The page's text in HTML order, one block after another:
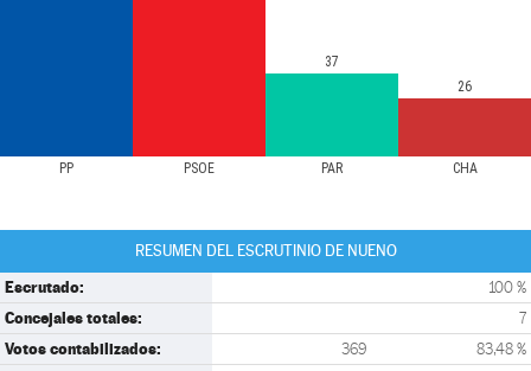
PP PSOE PAR CHA
37
26
RESUMEN DEL ESCRUTINIO DE NUENO
Escrutado: 100 %
Concejales totales: 7
Votos contabilizados: 369 83,48 %